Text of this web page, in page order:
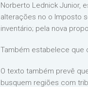
Norberto Lednick Junior,
alterações no o Imposto
inventário; pela nova
Também estabelece que
O texto também prevê
busquem regiões com